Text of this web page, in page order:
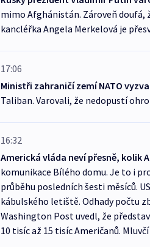
mimo Afghánistán. Zároveň doufá,
kancléřka Angela Merkelová je
17:06
Ministři zahraničí zemí NATO
Taliban. Varovali, že nedopustí
16:32
Americká vláda neví přesně, kolik
komunikace Bílého domu. Je to i
průběhu posledních šesti měsíců.
kábulského letiště. Odhady počtu
Washington Post uvedl, že
10 tisíc až 15 tisíc Američanů.